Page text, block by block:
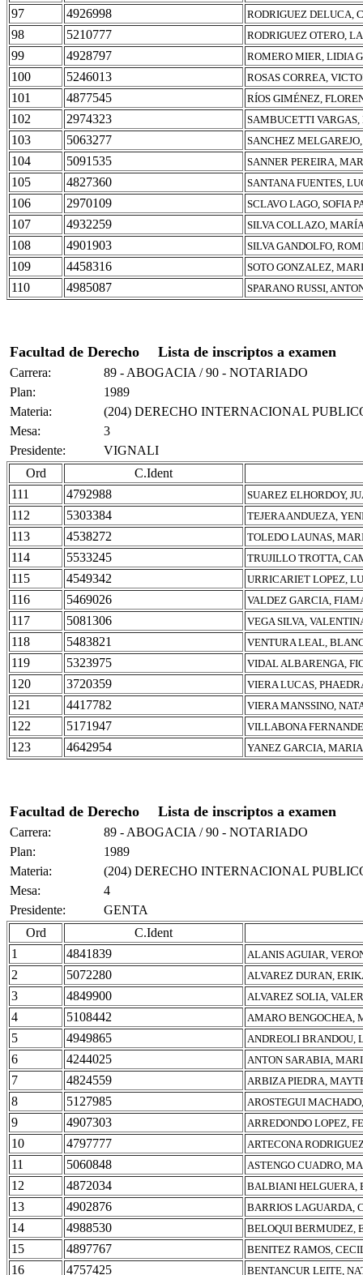
97 4926998 RODRIGUEZ DELUCA,
98 5210777 RODRIGUEZ OTERO,
99 4928797 ROMERO MIER, LIDIA
100 5246013 ROSAS CORREA,
101 4877545 RÍOS GIMÉNEZ,
102 2974323 SAMBUCETTI
103 5063277 SANCHEZ
104 5091535 SANNER PEREIRA,
105 4827360 SANTANA FUENTES,
106 2970109 SCLAVO LAGO, SOFIA
107 4932259 SILVA COLLAZO,
108 4901903 SILVA GANDOLFO,
109 4458316 SOTO GONZALEZ,
110 4985087 SPARANO RUSSI,
Facultad de Derecho Lista de inscriptos a examen
Carrera:
89 - ABOGACIA / 90 - NOTARIADO
Plan:
1989
Materia:
(204) DERECHO INTERNACIONAL
Mesa:
3
Presidente:
VIGNALI
Ord
C.Ident
111
4792988 SUAREZ ELHORDOY,
112 5303384 TEJERA ANDUEZA,
113 4538272 TOLEDO LAUNAS,
114 5533245 TRUJILLO TROTTA,
115 4549342 URRICARIET LOPEZ,
116 5469026 VALDEZ GARCIA,
117 5081306 VEGA SILVA,
118 5483821 VENTURA LEAL,
119 5323975 VIDAL ALBARENGA,
120 3720359 VIERA LUCAS,
121 4417782 VIERA MANSSINO,
122 5171947 VILLABONA
123 4642954 YANEZ GARCIA,
Facultad de Derecho Lista de inscriptos a examen
Carrera:
89 - ABOGACIA / 90 - NOTARIADO
Plan:
1989
Materia:
(204) DERECHO INTERNACIONAL
Mesa:
4
Presidente:
GENTA
Ord
C.Ident
1
4841839 ALANIS AGUIAR,
2 5072280 ALVAREZ DURAN,
3 4849900 ALVAREZ SOLIA,
4 5108442 AMARO BENGOCHEA,
5 4949865 ANDREOLI BRANDOU,
6 4244025 ANTON SARABIA,
7 4824559 ARBIZA PIEDRA,
8 5127985 AROSTEGUI
9 4907303 ARREDONDO LOPEZ,
10 4797777 ARTECONA
11 5060848 ASTENGO CUADRO,
12 4872034 BALBIANI HELGUERA,
13 4902876 BARRIOS LAGUARDA,
14 4988530 BELOQUI BERMUDEZ,
15 4897767 BENITEZ RAMOS,
16 4757425 BENTANCUR LEITE,